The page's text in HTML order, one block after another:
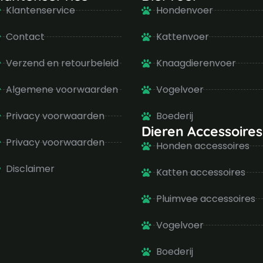
Klantenservice
Contact
Verzend en retourbeleid
Algemene voorwaarden
Privacy voorwaarden
Privacy voorwaarden
Disclaimer
Hondenvoer
Kattenvoer
Knaagdierenvoer
Vogelvoer
Boederij
Dieren Accessoires
Honden accessoires
Katten accessoires
Pluimvee accessoires
Vogelvoer
Boederij